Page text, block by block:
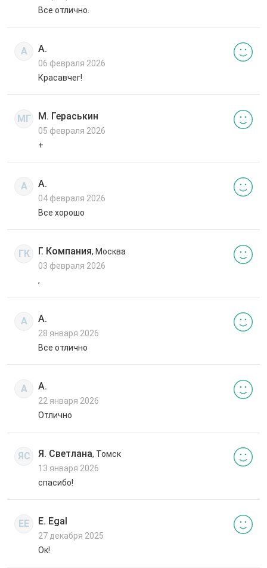
Все отлично.
А А.
06 февраля 2026
Красавчег!
МГ М. Гераськин
05 февраля 2026
+
А А.
04 февраля 2026
Все хорошо
ГК Г. Компания, Москва
03 февраля 2026
,
А А.
28 января 2026
Все отлично
А А.
22 января 2026
Отлично
ЯС Я. Светлана, Томск
13 января 2026
спасибо!
EE E. Egal
27 декабря 2025
Ок!